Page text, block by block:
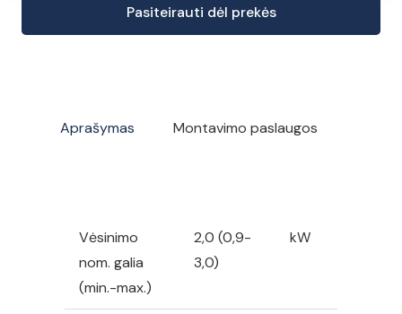
kondicionierius,
Pasiteirauti dėl prekės
Aprašymas Montavimo paslaugos
Vėsinimo
nom. galia
(min.-max.)
2,0 (0,9-
3,0)
kW